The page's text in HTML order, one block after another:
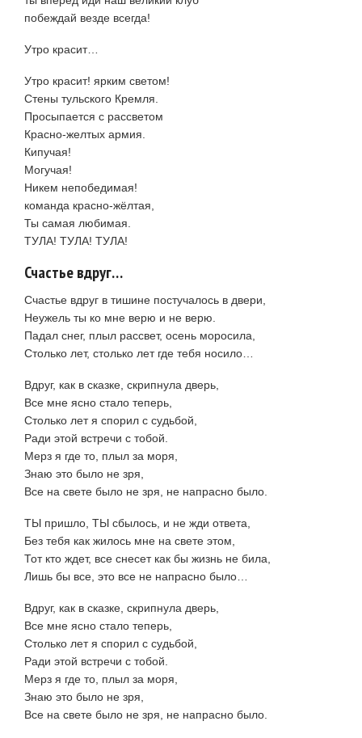
побеждай везде всегда!
Утро красит…
Утро красит! ярким cветом!
Стены тульского Кремля.
Просыпается с рассветом
Красно-желтых армия.
Кипучая!
Могучая!
Никем непобедимая!
команда красно-жёлтая,
Ты самая любимая.
ТУЛА! ТУЛА! ТУЛА!
Счастье вдруг…
Счастье вдруг в тишине постучалось в двери,
Неужель ты ко мне верю и не верю.
Падал снег, плыл рассвет, осень моросила,
Столько лет, столько лет где тебя носило…
Вдруг, как в сказке, скрипнула дверь,
Все мне ясно стало теперь,
Столько лет я спорил с судьбой,
Ради этой встречи с тобой.
Мерз я где то, плыл за моря,
Знаю это было не зря,
Все на свете было не зря, не напрасно было.
ТЫ пришло, ТЫ сбылось, и не жди ответа,
Без тебя как жилось мне на свете этом,
Тот кто ждет, все снесет как бы жизнь не била,
Лишь бы все, это все не напрасно было…
Вдруг, как в сказке, скрипнула дверь,
Все мне ясно стало теперь,
Столько лет я спорил с судьбой,
Ради этой встречи с тобой.
Мерз я где то, плыл за моря,
Знаю это было не зря,
Все на свете было не зря, не напрасно было.